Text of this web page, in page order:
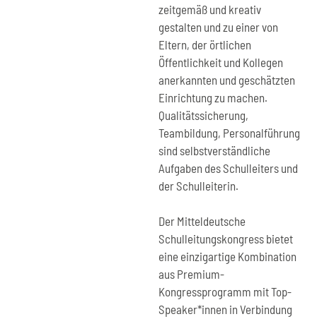
zeitgemäß und kreativ
gestalten und zu einer von
Eltern, der örtlichen
Öffentlichkeit und Kollegen
anerkannten und geschätzten
Einrichtung zu machen.
Qualitätssicherung,
Teambildung, Personalführung
sind selbstverständliche
Aufgaben des Schulleiters und
der Schulleiterin.
Der Mitteldeutsche
Schulleitungskongress bietet
eine einzigartige Kombination
aus Premium-
Kongressprogramm mit Top-
Speaker*innen in Verbindung